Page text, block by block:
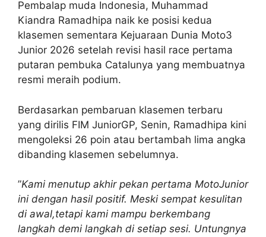
Pembalap muda Indonesia, Muhammad
Kiandra Ramadhipa naik ke posisi kedua
klasemen sementara Kejuaraan Dunia Moto3
Junior 2026 setelah revisi hasil race pertama
putaran pembuka Catalunya yang membuatnya
resmi meraih podium.
Berdasarkan pembaruan klasemen terbaru
yang dirilis FIM JuniorGP, Senin, Ramadhipa kini
mengoleksi 26 poin atau bertambah lima angka
dibanding klasemen sebelumnya.
”Kami menutup akhir pekan pertama MotoJunior
ini dengan hasil positif. Meski sempat kesulitan
di awal,tetapi kami mampu berkembang
langkah demi langkah di setiap sesi. Untungnya